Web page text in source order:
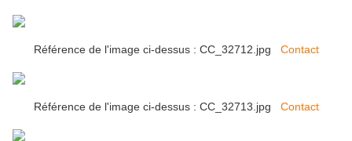
Référence de l'image ci-dessus : CC_32712.jpg Contact
Référence de l'image ci-dessus : CC_32713.jpg Contact